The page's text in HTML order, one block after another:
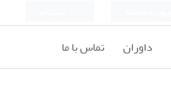
داوران تماس با ما